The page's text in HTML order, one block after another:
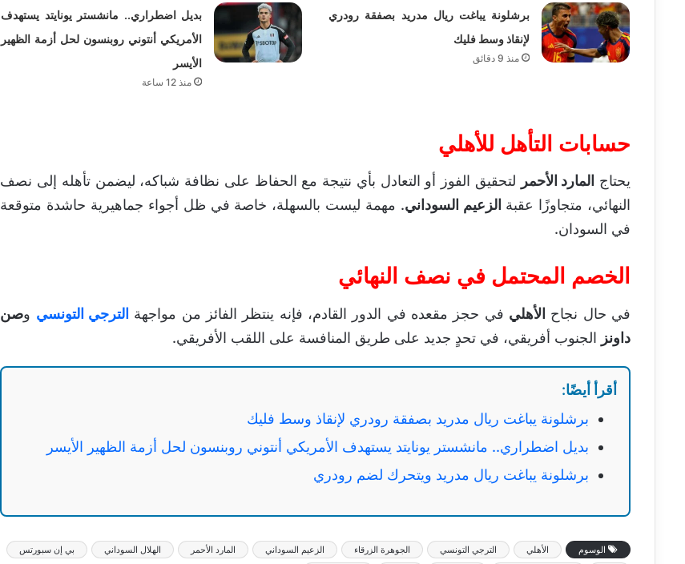
برشلونة يباغت ريال مدريد بصفقة رودري
لإنقاذ وسط فليك
منذ 9 دقائق
بديل اضطراري.. مانشستر يونايتد يستهدف
الأمريكي أنتوني روبنسون لحل أزمة الظهير
الأيسر
منذ 12 ساعة
حسابات التأهل للأهلي
يحتاج المارد الأحمر لتحقيق الفوز أو التعادل بأي نتيجة مع الحفاظ على نظافة شباكه، ليضمن تأهله إلى نصف
النهائي، متجاوزًا عقبة الزعيم السوداني. مهمة ليست بالسهلة، خاصة في ظل أجواء جماهيرية حاشدة متوقعة
في السودان.
الخصم المحتمل في نصف النهائي
في حال نجاح الأهلي في حجز مقعده في الدور القادم، فإنه ينتظر الفائز من مواجهة الترجي التونسي وصن
داونز الجنوب أفريقي، في تحدٍ جديد على طريق المنافسة على اللقب الأفريقي.
أقرأ أيضًا:
برشلونة يباغت ريال مدريد بصفقة رودري لإنقاذ وسط فليك
بديل اضطراري.. مانشستر يونايتد يستهدف الأمريكي أنتوني روبنسون لحل أزمة الظهير الأيسر
برشلونة يباغت ريال مدريد ويتحرك لضم رودري
الوسوم الأهلي الترجي التونسي الجوهرة الزرقاء الزعيم السوداني المارد الأحمر الهلال السوداني
بي إن سبورتس